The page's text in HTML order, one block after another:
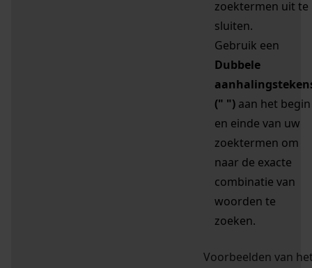
zoektermen uit te
sluiten.
Gebruik een
Dubbele
(" ") aan het begin
en einde van uw
zoektermen om
naar de exacte
combinatie van
woorden te
zoeken.
Voorbeelden van